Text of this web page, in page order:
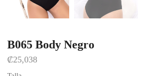
B065 Body Negro
₡25,038